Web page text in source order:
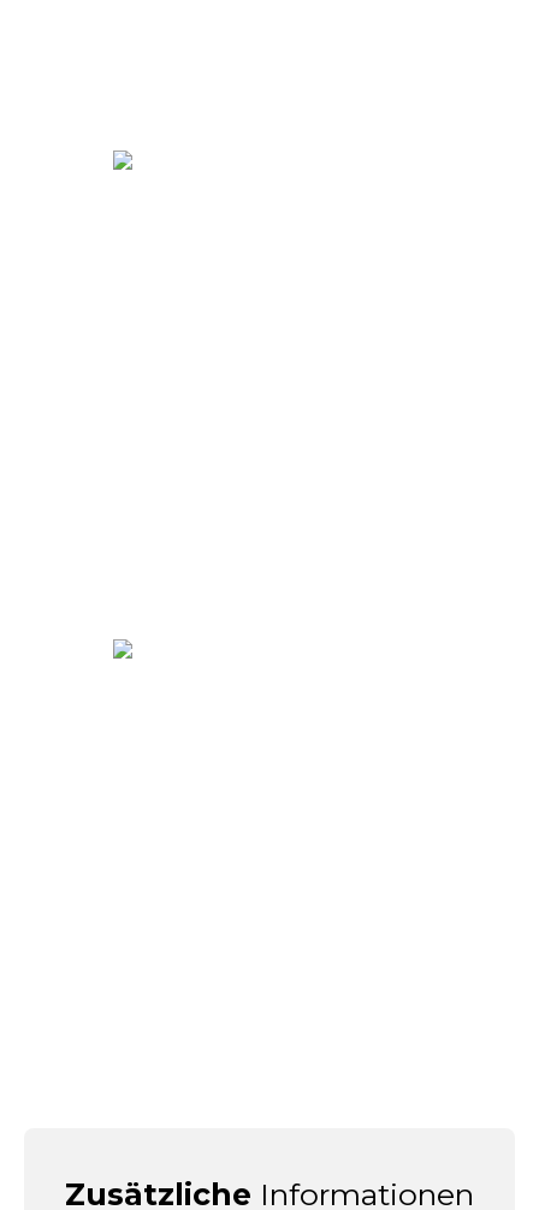
Zusätzliche Informationen